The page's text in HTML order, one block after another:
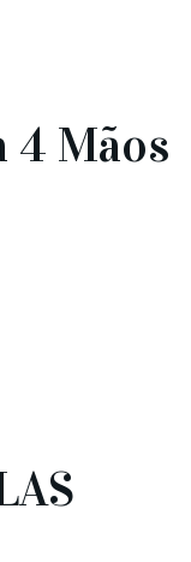
4 Mãos